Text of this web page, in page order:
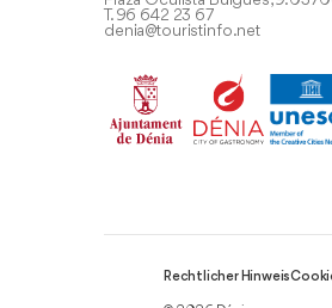
T. 96 642 23 67
denia@touristinfo.net
Rechtlicher Hinweis